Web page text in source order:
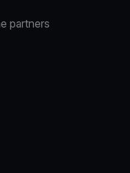
partners